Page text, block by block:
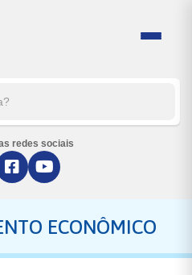
redes sociais
ECONÔMICO